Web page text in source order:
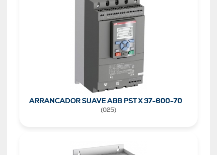
ARRANCADOR SUAVE ABB PST X 37-600-70
(025)